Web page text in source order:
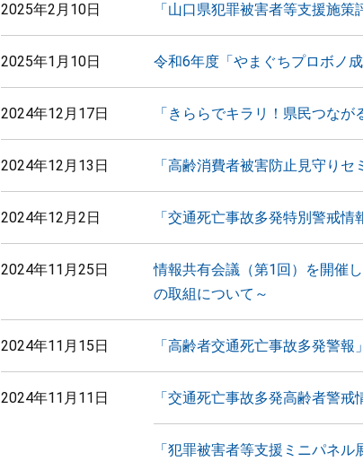
2025年2月10日 「山口県犯罪被害者等支援施
2025年1月10日 令和6年度「やまぐちプロボノ
2024年12月17日 「きららでキラリ！県民つな
2024年12月13日 「高齢消費者被害防止見守り
2024年12月2日 「交通死亡事故多発特別警戒
2024年11月25日
情報共有会議（第1回）を開催
の取組について～
2024年11月15日 「高齢者交通死亡事故多発警
2024年11月11日 「交通死亡事故多発高齢者警
「犯罪被害者等支援ミニパネル